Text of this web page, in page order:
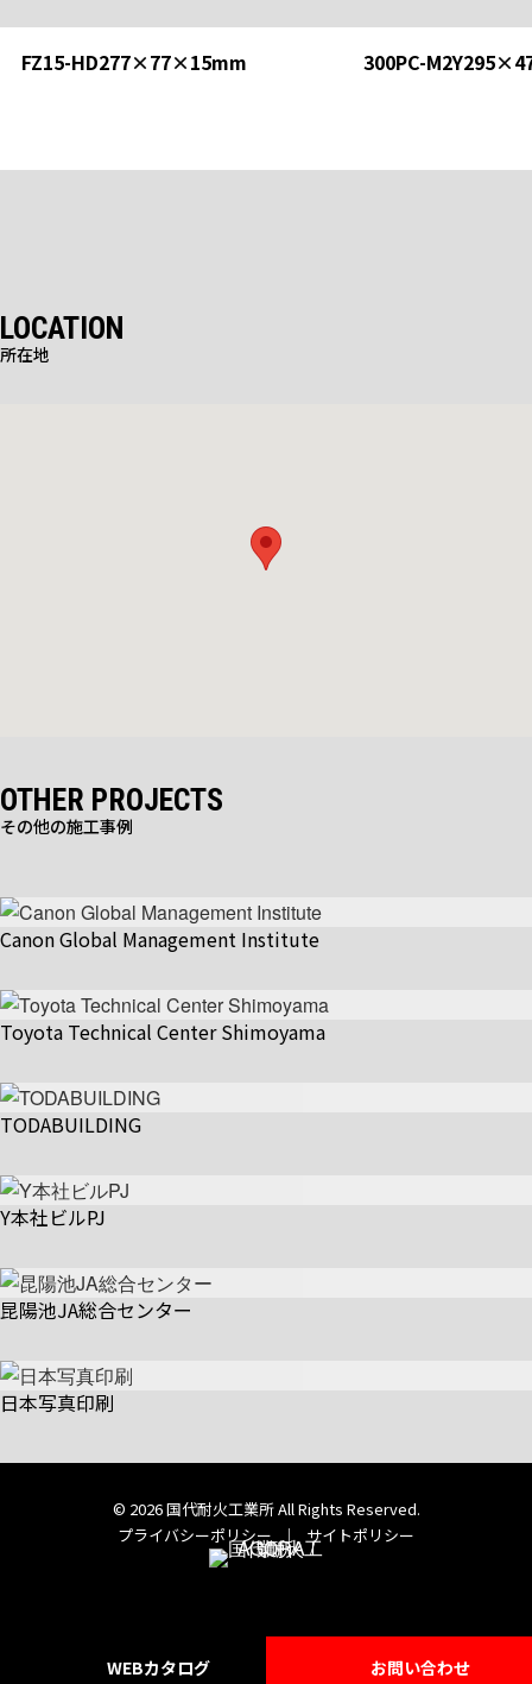
WEBカタログ お問い合わせ
FZ15-HD277×77×15mm 300PC-
LOCATION
所在地
OTHER PROJECTS
その他の施工事例
Canon Global Management Institute
Toyota Technical Center Shimoyama
TODABUILDING
Y本社ビルPJ
昆陽池JA総合センター
日本写真印刷
© 2026 国代耐火工業所 All Rights Reserved.
プライバシーポリシー ｜ サイトポリシー